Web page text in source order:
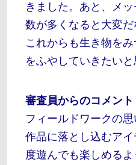
きました。あと、メッ
数が多くなると大変だ
これからも生き物を
をふやしていきたいと
審査員からのコメント
フィールドワークの
作品に落とし込むア
度遊んでも楽しめる